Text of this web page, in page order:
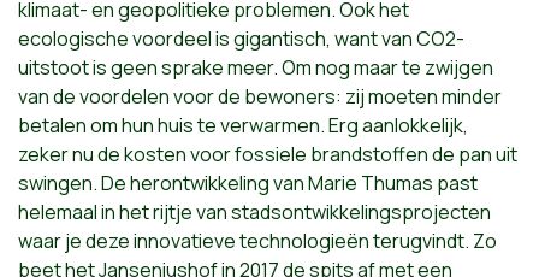
klimaat- en geopolitieke problemen. Ook het
ecologische voordeel is gigantisch, want van CO2-
uitstoot is geen sprake meer. Om nog maar te zwijgen
van de voordelen voor de bewoners: zij moeten minder
betalen om hun huis te verwarmen. Erg aanlokkelijk,
zeker nu de kosten voor fossiele brandstoffen de pan uit
swingen. De herontwikkeling van Marie Thumas past
helemaal in het rijtje van stadsontwikkelingsprojecten
waar je deze innovatieve technologieën terugvindt. Zo
beet het Janseniushof in 2017 de spits af met een